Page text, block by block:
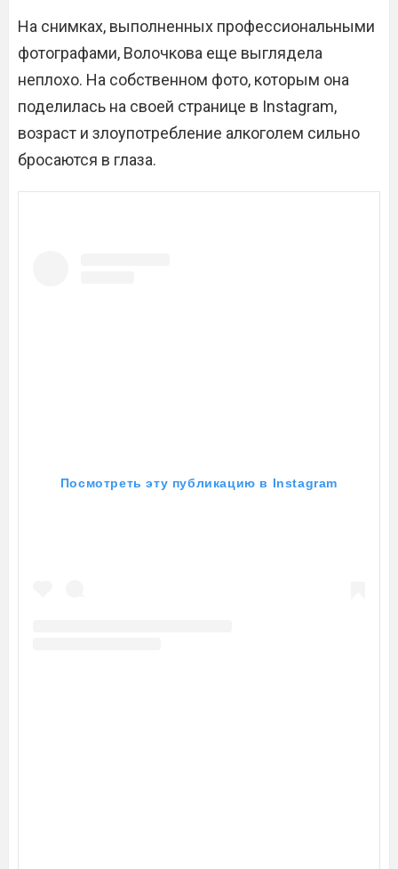
На снимках, выполненных профессиональными
фотографами, Волочкова еще выглядела
неплохо. На собственном фото, которым она
поделилась на своей странице в Instagram,
возраст и злоупотребление алкоголем сильно
бросаются в глаза.
Посмотреть эту публикацию в Instagram